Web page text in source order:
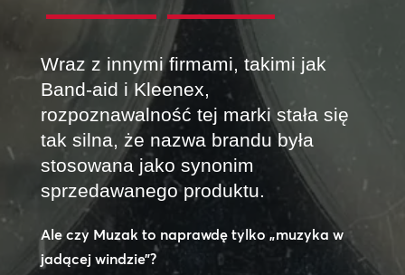
Wraz z innymi firmami, takimi jak
Band-aid i Kleenex,
rozpoznawalność tej marki stała się
tak silna, że nazwa brandu była
stosowana jako synonim
sprzedawanego produktu.
Ale czy Muzak to naprawdę tylko „muzyka w
jadącej windzie”?